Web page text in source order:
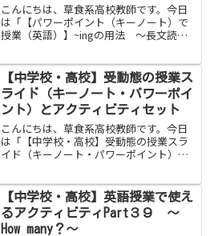
こんにちは、草食系高校教師です。今日
は「【パワーポイント（キーノート）で
授業（英語）】~ingの用法 〜長文読解
詞」です。準動詞とは、「動詞でありな
がら同時に『名詞・形容...
【中学校・高校】受動態の授業ス
ライド（キーノート・パワーポイ
ント）とアクティビティセット
こんにちは、草食系高校教師です。今日
は「【中学校・高校】受動態の授業スラ
イド（キーノート・パワーポイント）と
年１月８日）までに作成した受動態を使
った授業スライドと授業用の...
【中学校・高校】英語授業で使え
るアクティビティPart３９ 〜
How many？〜